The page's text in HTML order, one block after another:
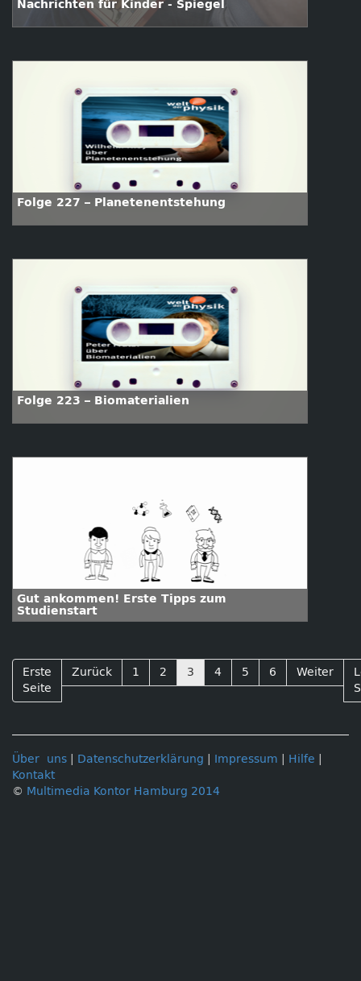
Nachrichten für Kinder - Spiegel
Folge 227 – Planetenentstehung
Folge 223 – Biomaterialien
Gut ankommen! Erste Tipps zum
Studienstart
Erste
Seite
Zurück 1 2 3 4 5 6 Weiter
Über uns Datenschutzerklärung Impressum Hilfe
Kontakt
© Multimedia Kontor Hamburg 2014